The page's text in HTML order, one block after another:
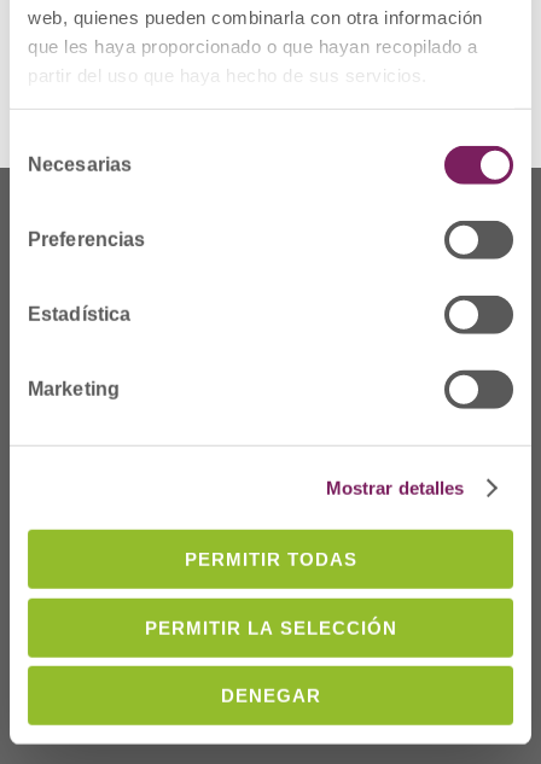
web, quienes pueden combinarla con otra información
que les haya proporcionado o que hayan recopilado a
partir del uso que haya hecho de sus servicios.
de
Necesarias
Preferencias
Estadística
Marketing
Mostrar detalles
PERMITIR TODAS
PERMITIR LA SELECCIÓN
DENEGAR
Ver alerta
Nota informativa
Sebastián
Telf: 943 42 91 14
cofgipuzkoa@cofgipuzkoa.eus